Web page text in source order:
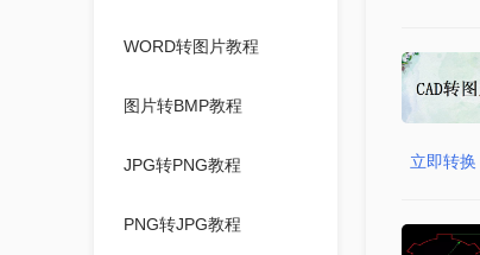
WORD转图片教程
图片转BMP教程
JPG转PNG教程
PNG转JPG教程
立即转换